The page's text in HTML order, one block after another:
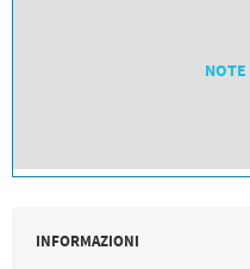
NOTE
INFORMAZIONI